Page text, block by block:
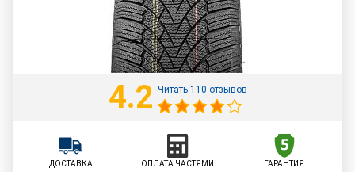
4.2 Читать 110 отзывов
ДОСТАВКА
ОПЛАТА ЧАСТЯМИ
ГАРАНТИЯ